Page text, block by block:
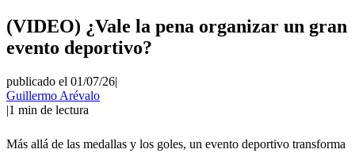
(VIDEO) ¿Vale la pena organizar un gran
evento deportivo?
publicado el 01/07/26|
Guillermo Arévalo
|1 min de lectura
Más allá de las medallas y los goles, un evento deportivo transforma